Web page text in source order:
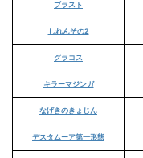
ブラスト
しれんその2
グラコス
キラーマジンガ
なげきのきょじん
デスタムーア第一形態